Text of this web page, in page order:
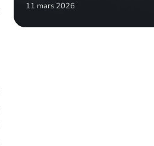
11 mars 2026